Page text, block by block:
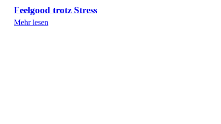
Feelgood trotz Stress
Mehr lesen